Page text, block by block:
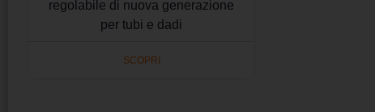
regolabile di nuova generazione
per tubi e dadi
SCOPRI